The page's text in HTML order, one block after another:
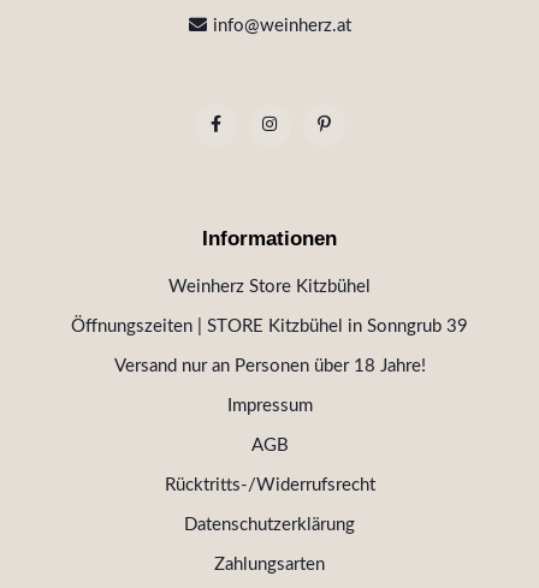
info@weinherz.at
Informationen
Weinherz Store Kitzbühel
Öffnungszeiten | STORE Kitzbühel in Sonngrub 39
Versand nur an Personen über 18 Jahre!
Impressum
AGB
Rücktritts-/Widerrufsrecht
Datenschutzerklärung
Zahlungsarten